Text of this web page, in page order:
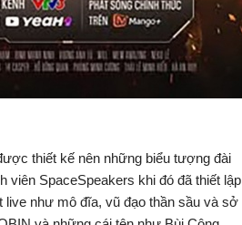
thiết kế nên những biểu tượng đài
viên SpaceSpeakers khi đó đã thiết lập
live như mô đĩa, vũ đạo thần sầu và sở